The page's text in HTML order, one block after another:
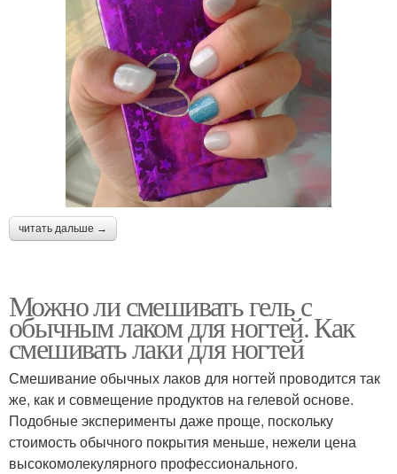
читать дальше →
Можно ли смешивать гель с
обычным лаком для ногтей. Как
смешивать лаки для ногтей
Смешивание обычных лаков для ногтей проводится так
же, как и совмещение продуктов на гелевой основе.
Подобные эксперименты даже проще, поскольку
стоимость обычного покрытия меньше, нежели цена
высокомолекулярного профессионального.